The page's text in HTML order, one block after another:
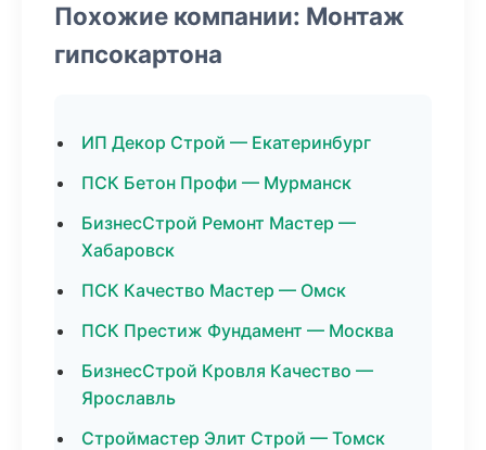
Похожие компании: Монтаж
гипсокартона
ИП Декор Строй — Екатеринбург
ПСК Бетон Профи — Мурманск
БизнесСтрой Ремонт Мастер —
Хабаровск
ПСК Качество Мастер — Омск
ПСК Престиж Фундамент — Москва
БизнесСтрой Кровля Качество —
Ярославль
Строймастер Элит Строй — Томск